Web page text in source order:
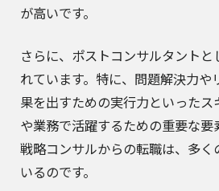
が高いです。
さらに、ポストコンサルタントと
れています。特に、問題解決力や
果を出すための実行力といった
や業務で活躍するための重要な要
戦略コンサルからの転職は、多く
いるのです。